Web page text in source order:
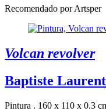
Recomendado por Artsper
Volcan revolver
Baptiste Laurent
Pintura . 160 x 110 x 0.3